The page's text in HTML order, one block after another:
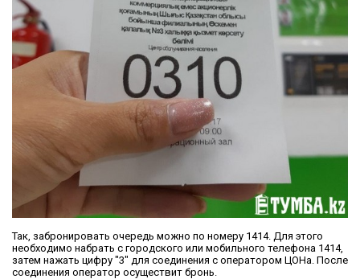
Так, забронировать очередь можно по номеру 1414. Для этого
необходимо набрать с городского или мобильного телефона 1414,
затем нажать цифру "3" для соединения с оператором ЦОНа. После
соединения оператор осуществит бронь.